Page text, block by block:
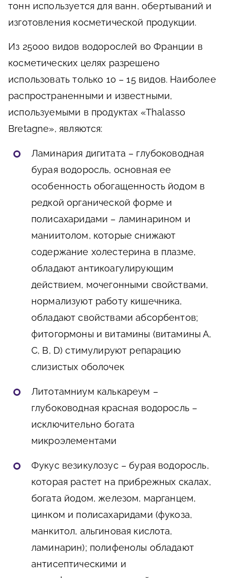
тонн используется для ванн, обертываний и
изготовления косметической продукции.
Из 25000 видов водорослей во Франции в
косметических целях разрешено
использовать только 10 – 15 видов. Наиболее
распространенными и известными,
используемыми в продуктах «Thalasso
Bretagne», являются:
Ламинария дигитата – глубоководная
бурая водоросль, основная ее
особенность обогащенность йодом в
редкой органической форме и
полисахаридами – ламинарином и
маниитолом, которые снижают
содержание холестерина в плазме,
обладают антикоагулирующим
действием, мочегонными свойствами,
нормализуют работу кишечника,
обладают свойствами абсорбентов;
фитогормоны и витамины (витамины А,
С, B, D) стимулируют репарацию
слизистых оболочек
Литотамниум калькареум –
глубоководная красная водоросль –
исключительно богата
микроэлементами
Фукус везикулозус – бурая водоросль,
которая растет на прибрежных скалах,
богата йодом, железом, марганцем,
цинком и полисахаридами (фукоза,
манкитол, альгиновая кислота,
ламинарин); полифенолы обладают
антисептическими и